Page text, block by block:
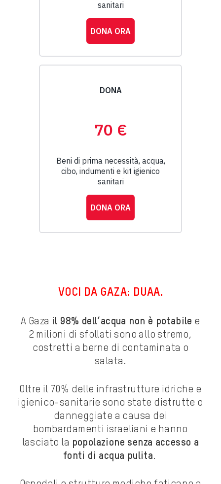
VOCI DA GAZA: DUAA.
A Gaza il 98% dell’acqua non è potabile e
2 milioni di sfollati sono allo stremo,
costretti a berne di contaminata o
salata.
Oltre il 70% delle infrastrutture idriche e
igienico-sanitarie sono state distrutte o
danneggiate a causa dei
bombardamenti israeliani e hanno
lasciato la popolazione senza accesso a
fonti di acqua pulita.